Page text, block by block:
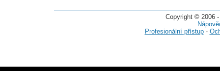
Copyright © 2006
Profesionální přístup-